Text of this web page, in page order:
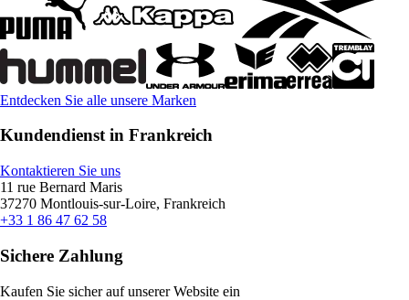
Entdecken Sie alle unsere Marken
Kundendienst in Frankreich
Kontaktieren Sie uns
11 rue Bernard Maris
37270 Montlouis-sur-Loire, Frankreich
+33 1 86 47 62 58
Sichere Zahlung
Kaufen Sie sicher auf unserer Website ein